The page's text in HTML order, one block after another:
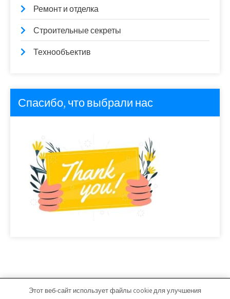
Ремонт и отделка
Строительные секреты
Технообъектив
Спасибо, что выбрали нас
stroi08.ru - Работает на WordPress
Этот веб-сайт использует файлы cookie для улучшения